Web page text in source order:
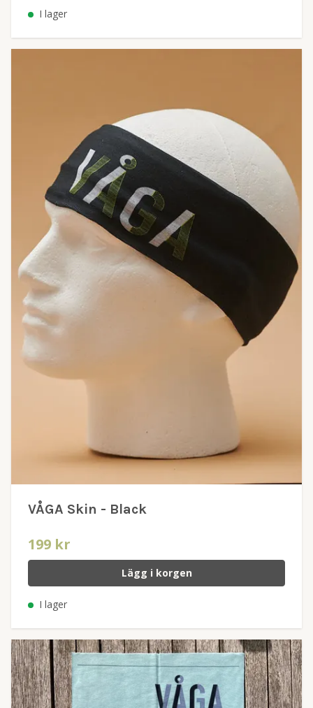
I lager
VÅGA Skin - Black
199 kr
Lägg i korgen
I lager